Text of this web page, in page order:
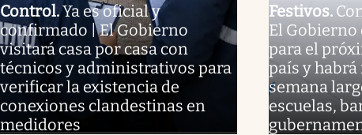
Control.Ya es oficial y
confirmado | El Gobierno
visitará casa por casa con
técnicos y administrativos para
verificar la existencia de
conexiones clandestinas en
medidores
Festivos.
El
para el
país y
semana
escuelas,